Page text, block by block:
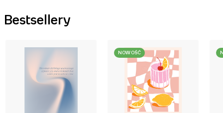
Bestsellery
NOWOŚĆ